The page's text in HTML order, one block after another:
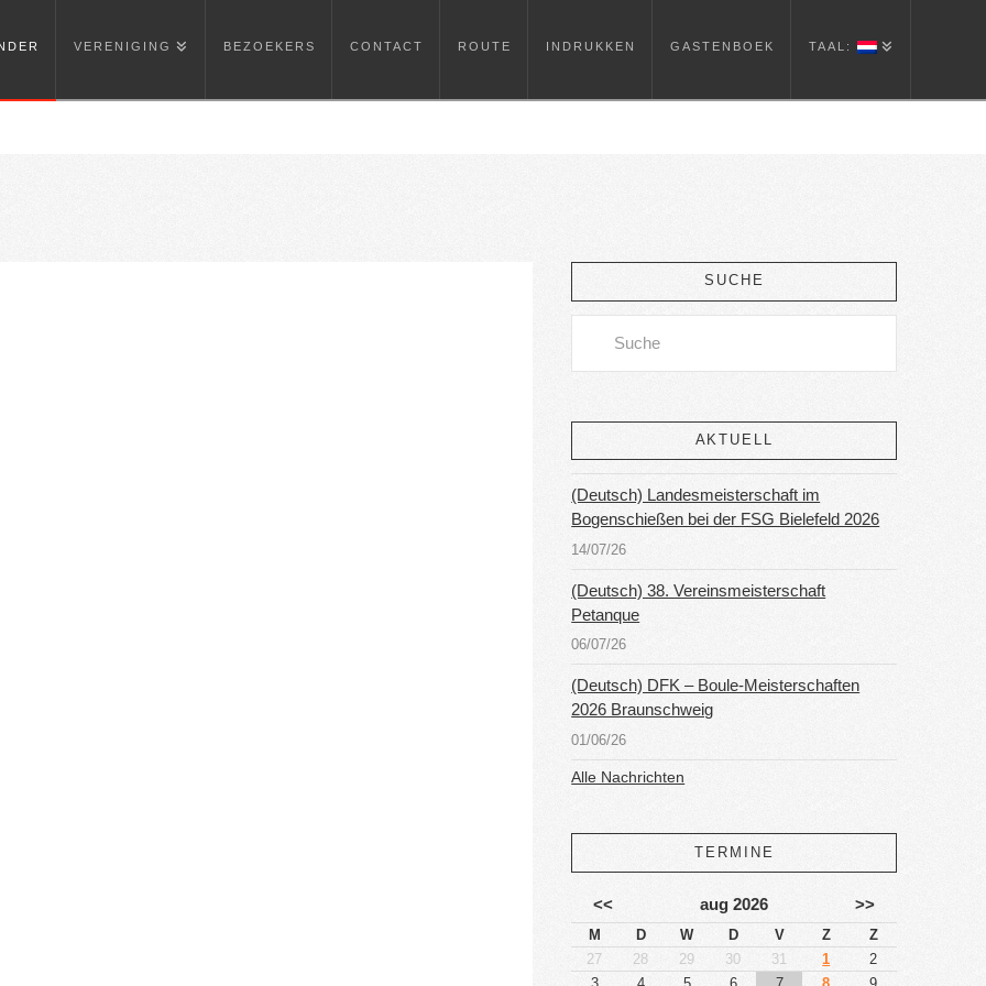
VERENIGING BEZOEKERS CONTACT ROUTE INDRUKKEN GASTENBOEK TAAL:
SUCHE
AKTUELL
(Deutsch) Landesmeisterschaft im
Bogenschießen bei der FSG Bielefeld 2026
14/07/26
(Deutsch) 38. Vereinsmeisterschaft
Petanque
06/07/26
(Deutsch) DFK – Boule-Meisterschaften
2026 Braunschweig
01/06/26
Alle Nachrichten
TERMINE
<< aug 2026 >>
M D W D V Z
Z
27
28 29 30 31 1
2